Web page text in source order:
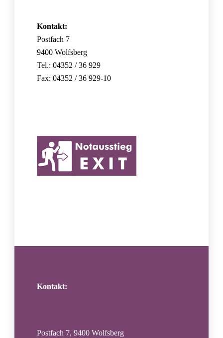
Kontakt:
Postfach 7
9400 Wolfsberg
Tel.: 04352 / 36 929
Fax: 04352 / 36 929-10
Kontakt:
Postfach 7, 9400 Wolfsberg